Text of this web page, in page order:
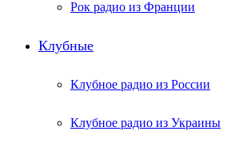
Рок радио из Франции
Клубные
Клубное радио из России
Клубное радио из Украины